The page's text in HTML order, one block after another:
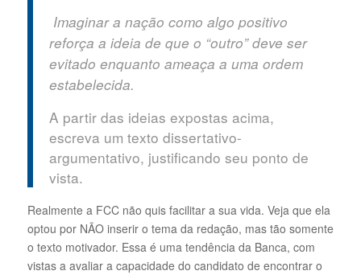
Imaginar a nação como algo positivo
reforça a ideia de que o “outro” deve ser
evitado enquanto ameaça a uma ordem
estabelecida.
A partir das ideias expostas acima,
escreva um texto dissertativo-
argumentativo, justificando seu ponto de
vista.
Realmente a FCC não quis facilitar a sua vida. Veja que ela
optou por NÃO inserir o tema da redação, mas tão somente
o texto motivador. Essa é uma tendência da Banca, com
vistas a avaliar a capacidade do candidato de encontrar o